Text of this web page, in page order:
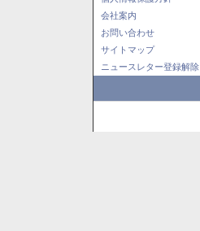
会社案内
お問い合わせ
サイトマップ
ニュースレター登録解除